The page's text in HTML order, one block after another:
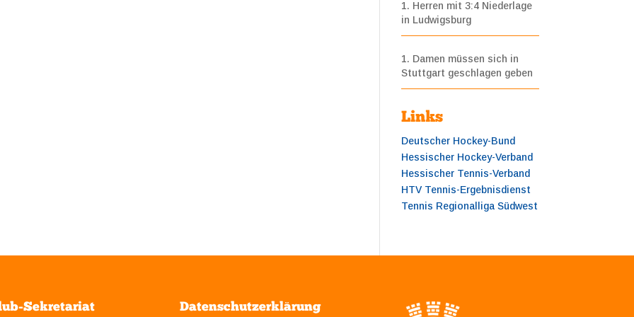
1. Herren mit 3:4 Niederlage
in Ludwigsburg
1. Damen müssen sich in
Stuttgart geschlagen geben
Links
Deutscher Hockey-Bund
Hessischer Hockey-Verband
Hessischer Tennis-Verband
HTV Tennis-Ergebnisdienst
Tennis Regionalliga Südwest
Sekretariat Datenschutzerklärung